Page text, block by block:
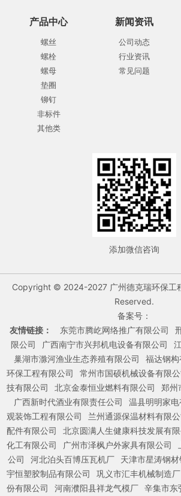
产品中心
螺丝
螺栓
螺母
垫圈
铆钉
非标件
其他类
新闻资讯
公司动态
行业资讯
常见问题
添加微信咨询
Copyright © 2024-2027 广州德克瑞环保工
Reserved.
备案号：
友情链接：
东莞市腾屹网络推广有限公司
限公司
广西南宁市兴邦机电设备有限公司
巢湖市滁河渔业生态养殖有限公司
福达钢构
环保工程有限公司
常州市国硕机械设备有限公
技有限公司
北京金泰恒业燃料有限公司
郑州
广西新时代酒业有限责任公司
温县明明家电
观装饰工程有限公司
兰州通源保温材料有限公
配件有限公司
北京圆满人生健康科技发展有
化工有限公司
广州市泽枫户外家具有限公司
公司
河北泊头百博压瓦机厂 天津市星涛钢
宇恒塑胶制品有限公司
巩义市汇丰机械制造厂
份有限公司
河南濮阳县祥龙气模厂 辛集市东